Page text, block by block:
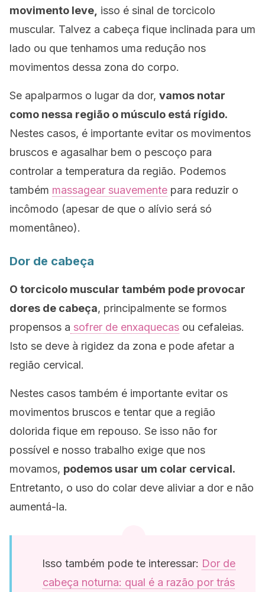
movimento leve, isso é sinal de torcicolo
muscular. Talvez a cabeça fique inclinada para um
lado ou que tenhamos uma redução nos
movimentos dessa zona do corpo.
Se apalparmos o lugar da dor, vamos notar
como nessa região o músculo está rígido.
Nestes casos, é importante evitar os movimentos
bruscos e agasalhar bem o pescoço para
controlar a temperatura da região. Podemos
também massagear suavemente para reduzir o
incômodo (apesar de que o alívio será só
momentâneo).
Dor de cabeça
O torcicolo muscular também pode provocar
dores de cabeça, principalmente se formos
propensos a sofrer de enxaquecas ou cefaleias.
Isto se deve à rigidez da zona e pode afetar a
região cervical.
Nestes casos também é importante evitar os
movimentos bruscos e tentar que a região
dolorida fique em repouso. Se isso não for
possível e nosso trabalho exige que nos
movamos, podemos usar um colar cervical.
Entretanto, o uso do colar deve aliviar a dor e não
aumentá-la.
Isso também pode te interessar: Dor de
cabeça noturna: qual é a razão por trás